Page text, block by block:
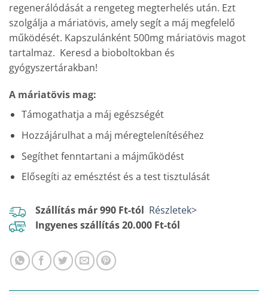
regenerálódását a rengeteg megterhelés után. Ezt
szolgálja a máriatövis, amely segít a máj megfelelő
működését. Kapszulánként 500mg máriatövis magot
tartalmaz. Keresd a bioboltokban és
gyógyszertárakban!
A máriatövis mag:
Támogathatja a máj egészségét
Hozzájárulhat a máj méregtelenítéséhez
Segíthet fenntartani a májműködést
Elősegíti az emésztést és a test tisztulását
Szállítás már 990 Ft-tól Részletek>
Ingyenes szállítás 20.000 Ft-tól